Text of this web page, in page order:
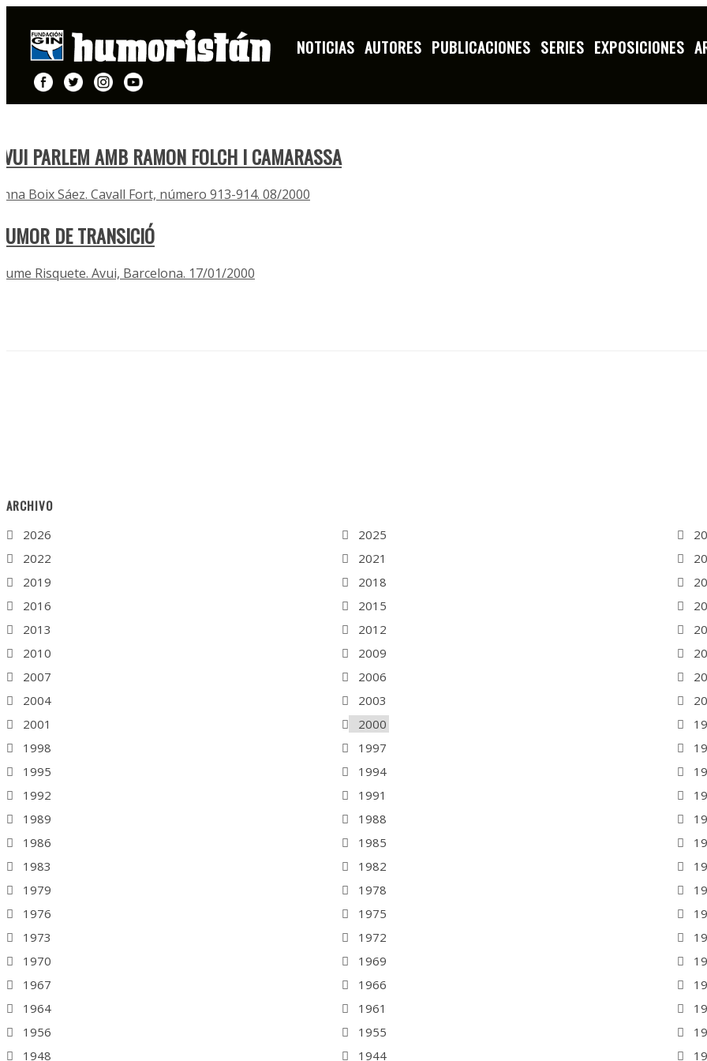
NOTICIAS AUTORES PUBLICACIONES SERIES EXPOSICIONES
PARLEM AMB RAMON FOLCH I CAMARASSA
Boix Sáez. Cavall Fort, número 913-914. 08/2000
DE TRANSICIÓ
Risquete. Avui, Barcelona. 17/01/2000
ARCHIVO
2026 2025
2022
2021
2019
2018
2016
2015
2013
2012
2010
2009
2007
2006
2004
2003
2001
2000
1998
1997
1995
1994
1992
1991
1989
1988
1986
1985
1983
1982
1979
1978
1976
1975
1973
1972
1970
1969
1967
1966
1964
1961
1956
1955
1948
1944